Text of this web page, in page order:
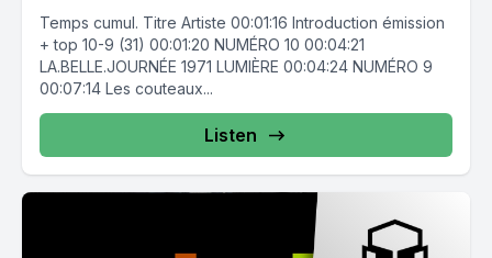
Temps cumul. Titre Artiste 00:01:16 Introduction émission
+ top 10-9 (31) 00:01:20 NUMÉRO 10 00:04:21
LA.BELLE.JOURNÉE 1971 LUMIÈRE 00:04:24 NUMÉRO 9
00:07:14 Les couteaux...
Listen